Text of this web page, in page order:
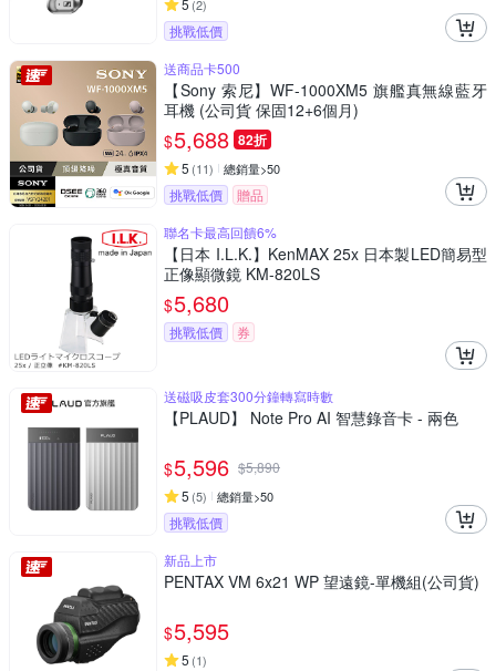
5 (2)
挑戰低價
送商品卡500
【Sony 索尼】WF-1000XM5 旗艦真無線藍牙
耳機 (公司貨 保固12+6個月)
$5,688 82折
5 (11) 總銷量>50
挑戰低價
贈品
聯名卡最高回饋6%
【日本 I.L.K.】KenMAX 25x 日本製LED簡易型
正像顯微鏡 KM-820LS
$5,680
挑戰低價 券
送磁吸皮套300分鐘轉寫時數
【PLAUD】 Note Pro AI 智慧錄音卡 - 兩色
$5,596 $5,890
5 (5) 總銷量>50
挑戰低價
新品上市
PENTAX VM 6x21 WP 望遠鏡-單機組(公司貨)
$5,595
5 (1)